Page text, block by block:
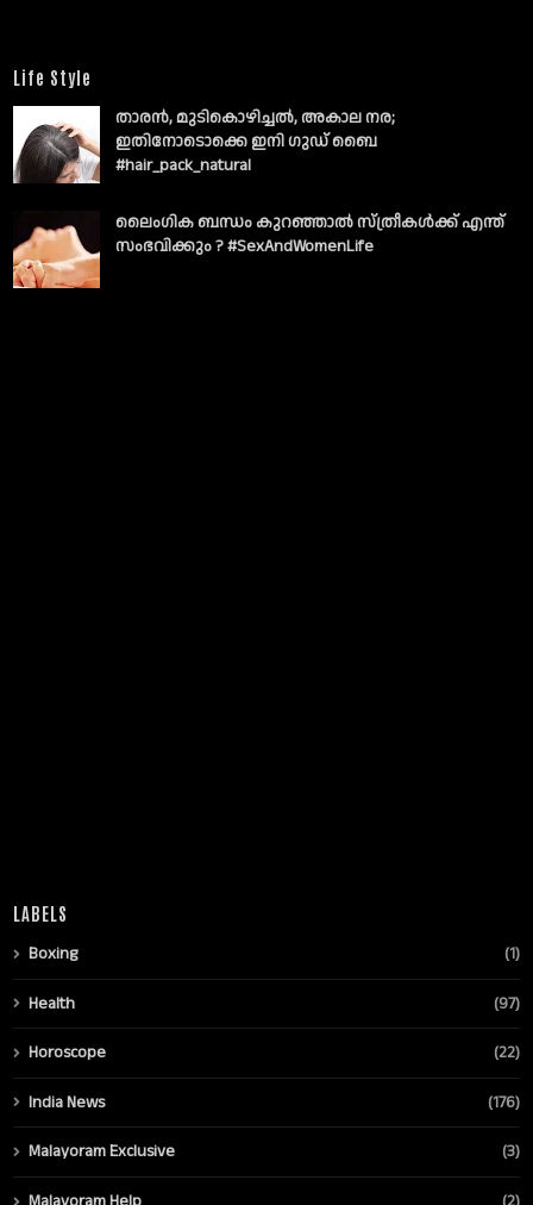
Life Style
താരൻ, മുടികൊഴിച്ചൽ, അകാല നര;
ഇതിനോടൊക്കെ ഇനി ഗുഡ് ബൈ
#hair_pack_natural
ലൈംഗിക ബന്ധം കുറഞ്ഞാല്‍ സ്ത്രീകള്‍ക്ക് എന്ത്
സംഭവിക്കും ? #SexAndWomenLife
LABELS
Boxing (1)
Health (97)
Horoscope (22)
India News (176)
Malayoram Exclusive (3)